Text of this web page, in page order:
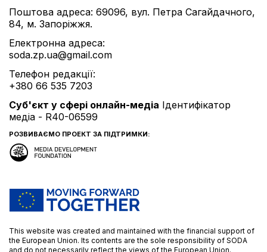
Поштова адреса: 69096, вул. Петра Сагайдачного,
84, м. Запоріжжя.
Електронна адреса:
soda.zp.ua@gmail.com
Телефон редакції:
+380 66 535 7203
Cуб'єкт у сфері онлайн-медіа Ідентифікатор
медіа - R40-06599
РОЗВИВАЄМО ПРОЕКТ ЗА ПІДТРИМКИ:
This website was created and maintained with the financial support of
the European Union. Its contents are the sole responsibility of SODA
and do not necessarily reflect the views of the European Union.